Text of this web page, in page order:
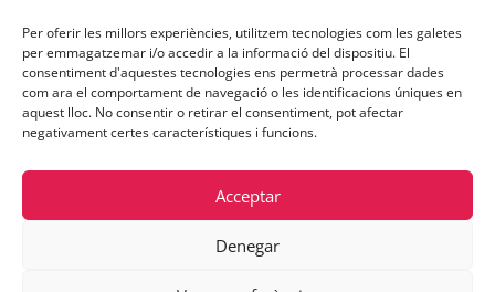
Per oferir les millors experiències, utilitzem tecnologies com les galetes
per emmagatzemar i/o accedir a la informació del dispositiu. El
consentiment d'aquestes tecnologies ens permetrà processar dades
com ara el comportament de navegació o les identificacions úniques en
aquest lloc. No consentir o retirar el consentiment, pot afectar
negativament certes característiques i funcions.
Acceptar
Denegar
Consulta els programes
finançats per la Unió Europea